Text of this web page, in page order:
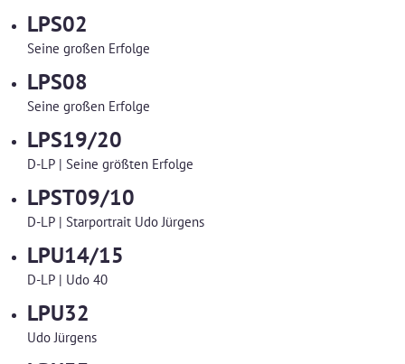
LPS02
Seine großen Erfolge
LPS08
Seine großen Erfolge
LPS19/20
D-LP | Seine größten Erfolge
LPST09/10
D-LP | Starportrait Udo Jürgens
LPU14/15
D-LP | Udo 40
LPU32
Udo Jürgens